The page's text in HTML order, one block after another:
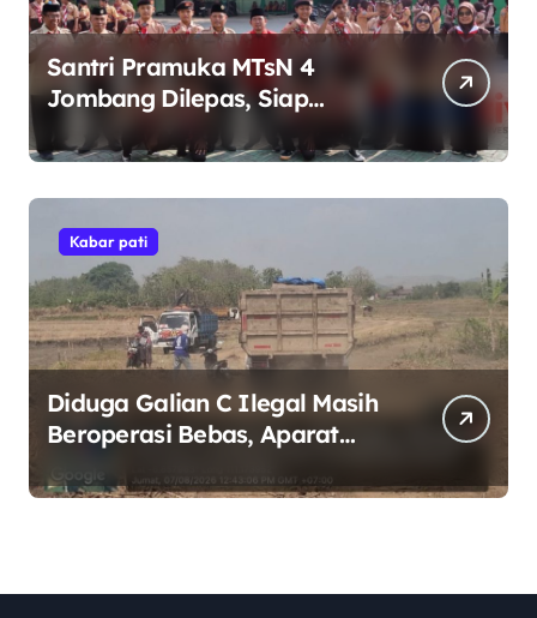
Santri Pramuka MTsN 4
Jombang Dilepas, Siap
Harumkan Nama Madrasah di
Jambore Nasional Cibubur
Kabar pati
Diduga Galian C Ilegal Masih
Beroperasi Bebas, Aparat